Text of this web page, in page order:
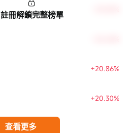
+20.86%
+20.30%
註冊解鎖完整榜單
查看更多